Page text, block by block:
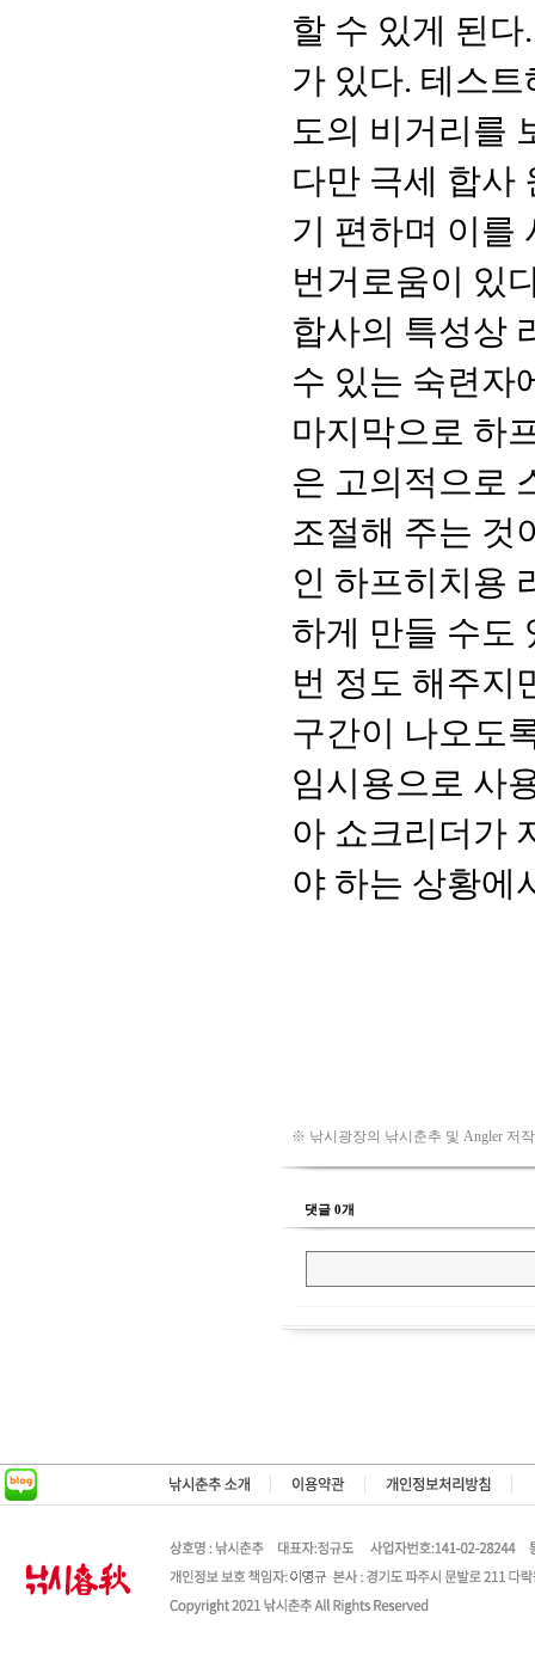
※ 낚시광장의 낚시춘추 및 Angler 저
댓글 0개